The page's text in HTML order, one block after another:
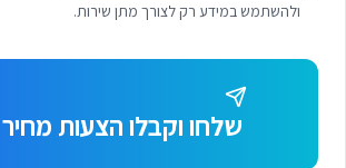
ולהשתמש במידע רק לצורך מתן שירות.
שלחו וקבלו הצעות